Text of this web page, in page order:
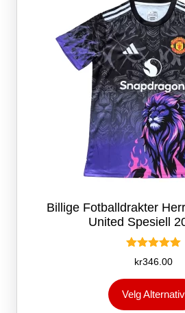
Billige Fotballdrakter
United Spesiell
Vurdert
5.00
av 5
kr346.00
Velg Alternativ